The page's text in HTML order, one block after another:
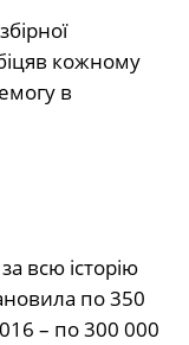
кожному
в
всю історію
по 350
– по 300 000